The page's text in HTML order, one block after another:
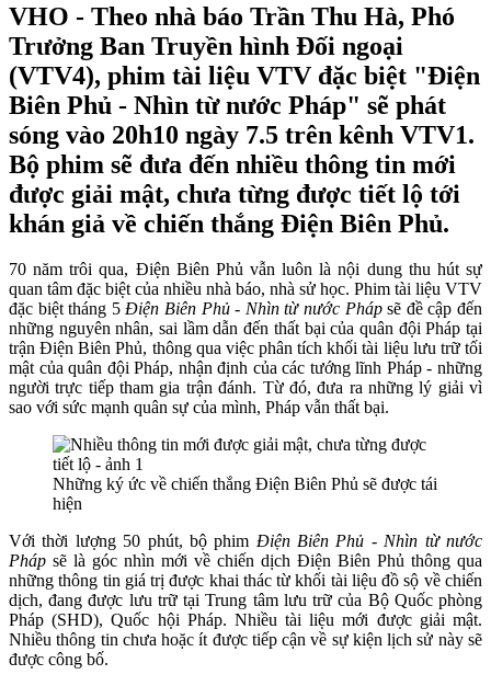
VHO - Theo nhà báo Trần Thu Hà, Phó
Trưởng Ban Truyền hình Đối ngoại
(VTV4), phim tài liệu VTV đặc biệt "Điện
Biên Phủ - Nhìn từ nước Pháp" sẽ phát
sóng vào 20h10 ngày 7.5 trên kênh VTV1.
Bộ phim sẽ đưa đến nhiều thông tin mới
được giải mật, chưa từng được tiết lộ tới
khán giả về chiến thắng Điện Biên Phủ.
70 năm trôi qua, Điện Biên Phủ vẫn luôn là nội dung thu hút sự
quan tâm đặc biệt của nhiều nhà báo, nhà sử học. Phim tài liệu VTV
đặc biệt tháng 5Điện Biên Phủ - Nhìn từ nước Phápsẽ đề cập đến
những nguyên nhân, sai lầm dẫn đến thất bại của quân đội Pháp tại
trận Điện Biên Phủ, thông qua việc phân tích khối tài liệu lưu trữ tối
mật của quân đội Pháp, nhận định của các tướng lĩnh Pháp - những
người trực tiếp tham gia trận đánh. Từ đó, đưa ra những lý giải vì
sao với sức mạnh quân sự của mình, Pháp vẫn thất bại.
Những ký ức về chiến thắng Điện Biên Phủ sẽ được tái
hiện
Với thời lượng 50 phút, bộ phim Điện Biên Phủ - Nhìn từ nước
Pháp sẽ là góc nhìn mới về chiến dịch Điện Biên Phủ thông qua
những thông tin giá trị được khai thác từ khối tài liệu đồ sộ về chiến
dịch, đang được lưu trữ tại Trung tâm lưu trữ của Bộ Quốc phòng
Pháp (SHD), Quốc hội Pháp. Nhiều tài liệu mới được giải mật.
Nhiều thông tin chưa hoặc ít được tiếp cận về sự kiện lịch sử này sẽ
được công bố.